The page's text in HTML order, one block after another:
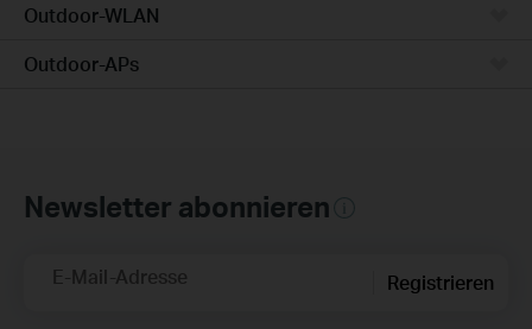
Outdoor-WLAN
Outdoor-APs
Newsletter abonnieren
E-Mail-Adresse Registrieren